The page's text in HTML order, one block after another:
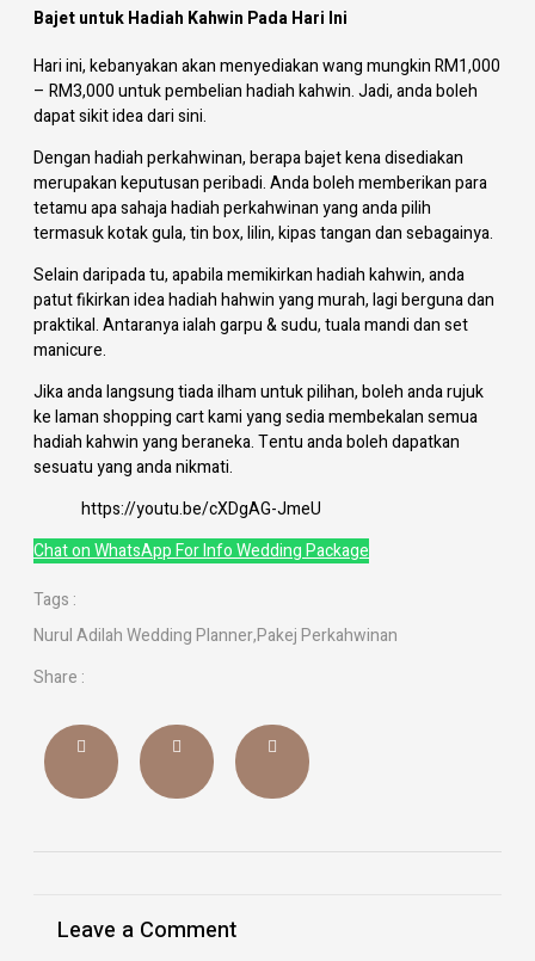
Bajet untuk Hadiah Kahwin Pada Hari Ini
Hari ini, kebanyakan akan menyediakan wang mungkin RM1,000
– RM3,000 untuk pembelian hadiah kahwin. Jadi, anda boleh
dapat sikit idea dari sini.
Dengan hadiah perkahwinan, berapa bajet kena disediakan
merupakan keputusan peribadi. Anda boleh memberikan para
tetamu apa sahaja hadiah perkahwinan yang anda pilih
termasuk kotak gula, tin box, lilin, kipas tangan dan sebagainya.
Selain daripada tu, apabila memikirkan hadiah kahwin, anda
patut fikirkan idea hadiah hahwin yang murah, lagi berguna dan
praktikal. Antaranya ialah garpu & sudu, tuala mandi dan set
manicure.
Jika anda langsung tiada ilham untuk pilihan, boleh anda rujuk
ke laman shopping cart kami yang sedia membekalan semua
hadiah kahwin yang beraneka. Tentu anda boleh dapatkan
sesuatu yang anda nikmati.
https://youtu.be/cXDgAG-JmeU
Chat on WhatsApp For Info Wedding Package
Tags :
Nurul Adilah Wedding Planner,Pakej Perkahwinan
Share :
Leave a Comment